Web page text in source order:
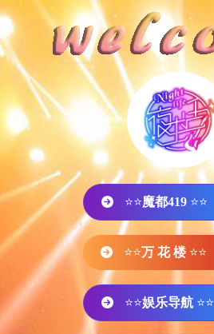
⭐⭐魔都419 ⭐⭐
⭐⭐万 花 楼 ⭐⭐
⭐⭐娱乐导航 ⭐⭐